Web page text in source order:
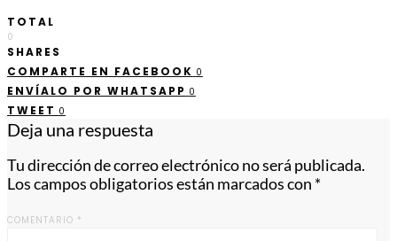
TOTAL
0
SHARES
COMPARTE EN FACEBOOK 0
ENVÍALO POR WHATSAPP 0
TWEET 0
Deja una respuesta
Tu dirección de correo electrónico no será publicada.
Los campos obligatorios están marcados con *
COMENTARIO *